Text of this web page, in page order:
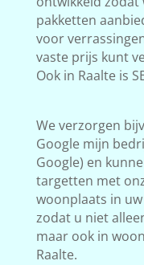
pakketten
voor
vaste prijs kunt
Ook in Raalte is
We verzorgen
Google mijn
Google) en
targetten met
woonplaats in
zodat u niet
maar ook in
Raalte.